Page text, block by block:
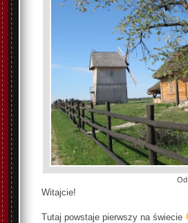
Od
Witajcie!
Tutaj powstaje pierwszy na świecie